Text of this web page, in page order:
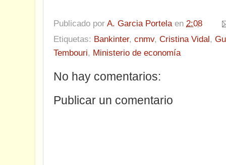
Publicado por A. Garcia Portela en 2:08
Etiquetas: Bankinter, cnmv, Cristina Vidal,
Tembouri, Ministerio de economía
No hay comentarios:
Publicar un comentario